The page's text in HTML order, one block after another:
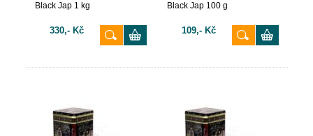
Black Jap 1 kg
330,- Kč
Black Jap 100 g
109,- Kč